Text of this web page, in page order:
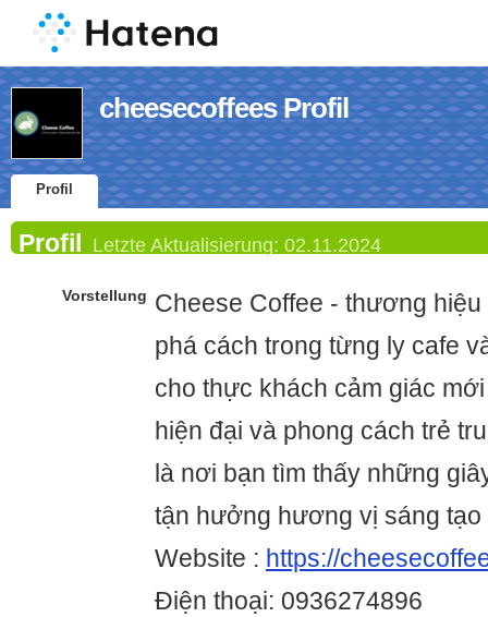
cheesecoffees Profil
Profil
Profil Letzte Aktualisierung: 02.11.2024
Vorstellung Cheese Coffee - thương
phá cách trong từng ly cafe
cho thực khách cảm giác
hiện đại và phong cách trẻ
là nơi bạn tìm thấy những
tận hưởng hương vị sáng
Website : https://
Điện thoại: 0936274896